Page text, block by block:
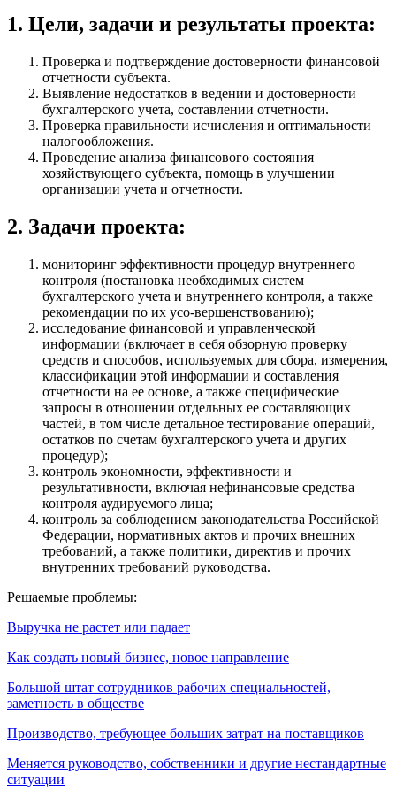
1. Цели, задачи и результаты проекта:
Проверка и подтверждение достоверности финансовой
отчетности субъекта.
Выявление недостатков в ведении и достоверности
бухгалтерского учета, составлении отчетности.
Проверка правильности исчисления и оптимальности
налогообложения.
Проведение анализа финансового состояния
хозяйствующего субъекта, помощь в улучшении
организации учета и отчетности.
2. Задачи проекта:
мониторинг эффективности процедур внутреннего
контроля (постановка необходимых систем
бухгалтерского учета и внутреннего контроля, а также
рекомендации по их усо-вершенствованию);
исследование финансовой и управленческой
информации (включает в себя обзорную проверку
средств и способов, используемых для сбора, измерения,
классификации этой информации и составления
отчетности на ее основе, а также специфические
запросы в отношении отдельных ее составляющих
частей, в том числе детальное тестирование операций,
остатков по счетам бухгалтерского учета и других
процедур);
контроль экономности, эффективности и
результативности, включая нефинансовые средства
контроля аудируемого лица;
контроль за соблюдением законодательства Российской
Федерации, нормативных актов и прочих внешних
требований, а также политики, директив и прочих
внутренних требований руководства.
Решаемые проблемы:
Выручка не растет или падает
Как создать новый бизнес, новое направление
Большой штат сотрудников рабочих специальностей,
заметность в обществе
Производство, требующее больших затрат на поставщиков
Меняется руководство, собственники и другие нестандартные
ситуации